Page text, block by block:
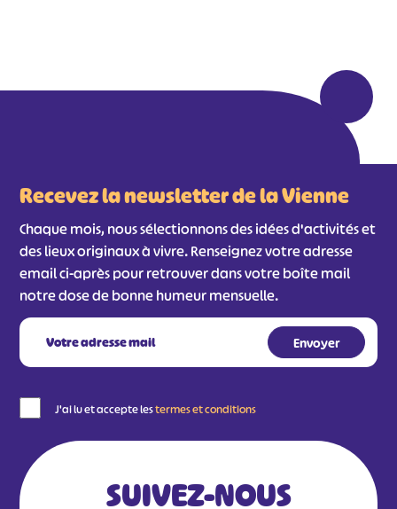
Recevez la newsletter de la Vienne
Chaque mois, nous sélectionnons des idées d'activités et
des lieux originaux à vivre. Renseignez votre adresse
email ci-après pour retrouver dans votre boîte mail
notre dose de bonne humeur mensuelle.
J'ai lu et accepte lestermes et conditions
SUIVEZ-NOUS